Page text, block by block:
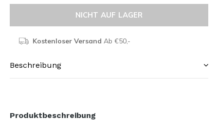
NICHT AUF LAGER
Kostenloser Versand Ab €50,-
Beschreibung
Produktbeschreibung